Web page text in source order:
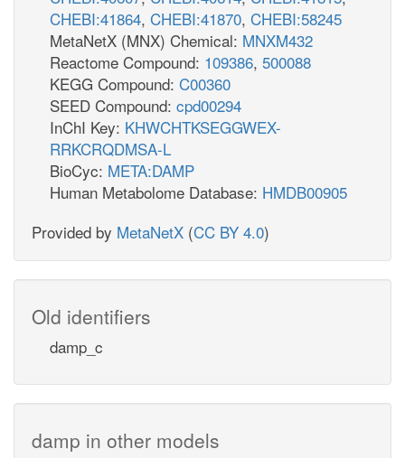
CHEBI:41864, CHEBI:41870, CHEBI:58245
MetaNetX (MNX) Chemical: MNXM432
Reactome Compound: 109386, 500088
KEGG Compound: C00360
SEED Compound: cpd00294
InChI Key: KHWCHTKSEGGWEX-
RRKCRQDMSA-L
BioCyc: META:DAMP
Human Metabolome Database: HMDB00905
Provided by MetaNetX (CC BY 4.0)
Old identifiers
damp_c
damp in other models